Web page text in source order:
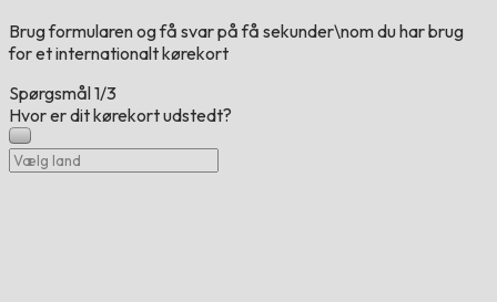
Brug formularen og få svar på få sekunder\nom du har brug
for et internationalt kørekort
Spørgsmål1/3
Hvor er dit kørekort udstedt?